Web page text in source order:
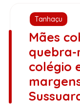
Tanhaçu
Mães
colégio